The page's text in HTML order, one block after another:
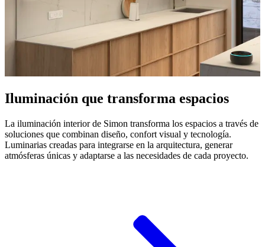
Iluminación que transforma espacios
La iluminación interior de Simon transforma los espacios a través de
soluciones que combinan diseño, confort visual y tecnología.
Luminarias creadas para integrarse en la arquitectura, generar
atmósferas únicas y adaptarse a las necesidades de cada proyecto.